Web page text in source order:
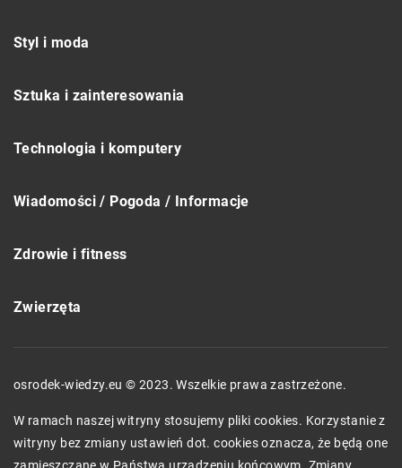
Styl i moda
Sztuka i zainteresowania
Technologia i komputery
Wiadomości / Pogoda / Informacje
Zdrowie i fitness
Zwierzęta
osrodek-wiedzy.eu © 2023. Wszelkie prawa zastrzeżone.
W ramach naszej witryny stosujemy pliki cookies. Korzystanie z
witryny bez zmiany ustawień dot. cookies oznacza, że będą one